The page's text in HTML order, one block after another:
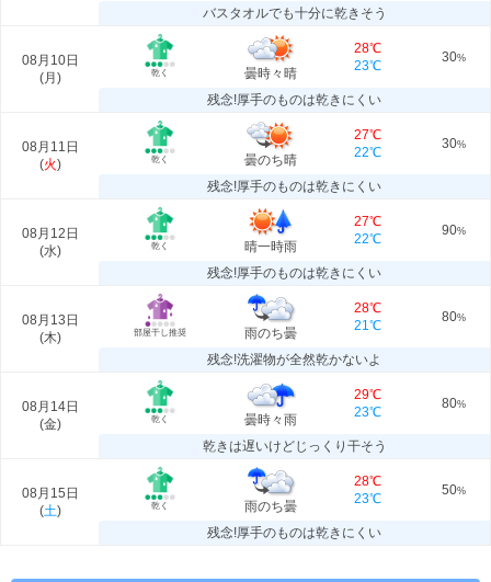
バスタオルでも十分に乾きそう
08月10日
(月 ) 乾く 曇時々晴
28℃
23℃
30%
残念!厚手のものは乾きにくい
08月11日
(火) 乾く 曇のち晴
27℃
22℃
30%
残念!厚手のものは乾きにくい
08月12日
(水) 乾く 晴一時雨
27℃
22℃
90%
残念!厚手のものは乾きにくい
08月13日
(木) 部屋干し推奨 雨のち曇
28℃
21℃
80%
残念!洗濯物が全然乾かないよ
08月14日
(金) 乾く 曇時々雨
29℃
23℃
80%
乾きは遅いけどじっくり干そう
08月15日
(土) 乾く 雨のち曇
28℃
23℃
50%
残念!厚手のものは乾きにくい